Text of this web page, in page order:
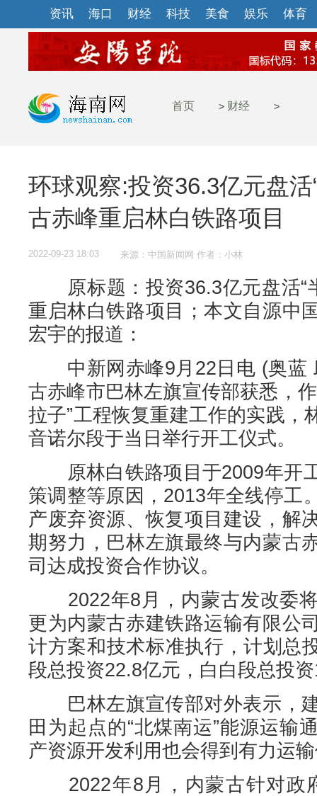
资讯 海口 财经 科技 美食 娱乐 体育
首页 > 财经 >
环球观察:投资36.3亿元盘活
古赤峰重启林白铁路项目
2022-09-23 18:03 来源：中国新闻网 作者：小林
原标题：投资36.3亿元盘活“
重启林白铁路项目；本文自源中
宏宇的报道：
中新网赤峰9月22日电 (奥蓝
古赤峰市巴林左旗宣传部获悉，
拉子”工程恢复重建工作的实践，
音诺尔段于当日举行开工仪式。
原林白铁路项目于2009年开
策调整等原因，2013年全线停工
产废弃资源、恢复项目建设，解
期努力，巴林左旗最终与内蒙古
司达成投资合作协议。
2022年8月，内蒙古发改委将
更为内蒙古赤建铁路运输有限公
计方案和技术标准执行，计划总
段总投资22.8亿元，白白段总投
巴林左旗宣传部对外表示，
田为起点的“北煤南运”能源运输
产资源开发利用也会得到有力运
2022年8月，内蒙古针对政